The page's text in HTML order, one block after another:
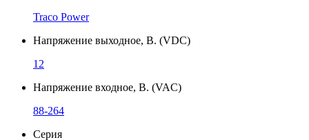
Traco Power
Напряжение выходное, В. (VDC)
12
Напряжение входное, В. (VAC)
88-264
Серия